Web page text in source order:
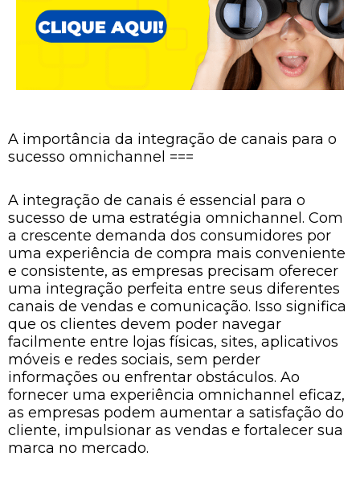
A importância da integração de canais para o
sucesso omnichannel ===
A integração de canais é essencial para o
sucesso de uma estratégia omnichannel. Com
a crescente demanda dos consumidores por
uma experiência de compra mais conveniente
e consistente, as empresas precisam oferecer
uma integração perfeita entre seus diferentes
canais de vendas e comunicação. Isso significa
que os clientes devem poder navegar
facilmente entre lojas físicas, sites, aplicativos
móveis e redes sociais, sem perder
informações ou enfrentar obstáculos. Ao
fornecer uma experiência omnichannel eficaz,
as empresas podem aumentar a satisfação do
cliente, impulsionar as vendas e fortalecer sua
marca no mercado.